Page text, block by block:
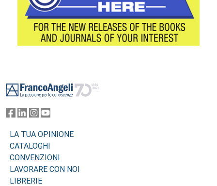
LA TUA OPINIONE
CATALOGHI
CONVENZIONI
LAVORARE CON NOI
LIBRERIE